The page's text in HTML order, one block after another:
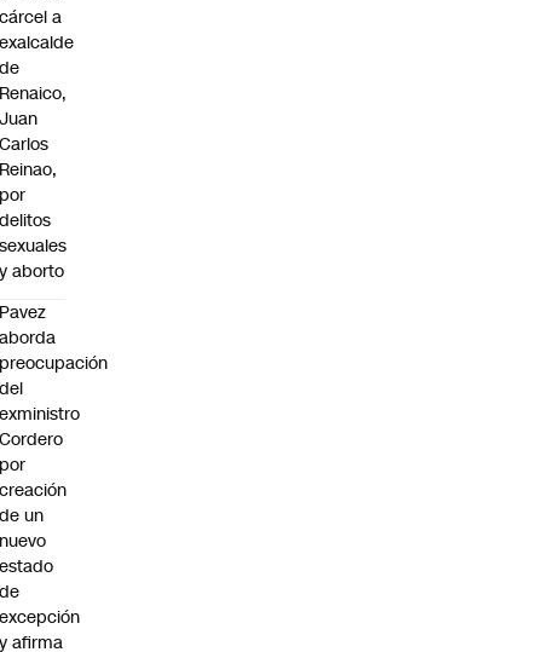
cárcel a
exalcalde
de
Renaico,
Juan
Carlos
Reinao,
por
delitos
sexuales
y aborto
Pavez
aborda
preocupación
del
exministro
Cordero
por
creación
de un
nuevo
estado
de
excepción
y afirma